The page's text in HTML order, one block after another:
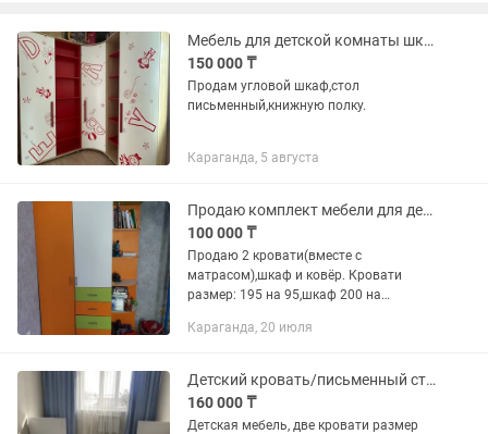
Мебель для детской комнаты шкаф,стол,полка
150 000 ₸
Продам угловой шкаф,стол
письменный,книжную полку.
Караганда, 5 августа
Продаю комплект мебели для детской комнаты
100 000 ₸
Продаю 2 кровати(вместе с
матрасом),шкаф и ковёр. Кровати
размер: 195 на 95,шкаф 200 на
отличном состоянии. Готовое решение
девочки или...
Караганда, 20 июля
Детский кровать/письменный стол/ детская мебель/ детская/
160 000 ₸
Детская мебель, две кровати размер